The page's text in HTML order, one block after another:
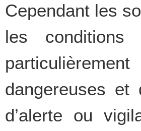
Cependant les
les conditions
dangereuses
d’alerte ou